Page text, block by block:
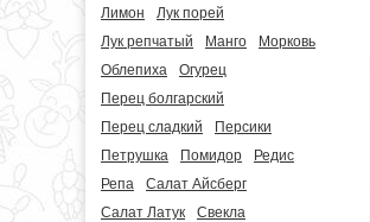
Лимон
Лук порей
Лук репчатый
Манго
Морковь
Облепиха
Огурец
Перец болгарский
Перец сладкий
Персики
Петрушка
Помидор
Редис
Репа
Салат Айсберг
Салат Латук
Свекла